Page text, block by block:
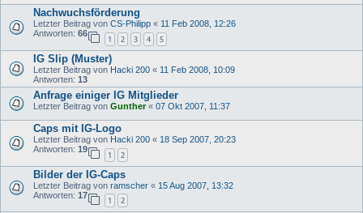
Nachwuchsförderung
Letzter Beitrag von CS-Philipp « 11 Feb 2008, 12:26
Antworten: 66
1 2 3 4 5
IG Slip (Muster)
Letzter Beitrag von Hacki 200 « 11 Feb 2008, 10:09
Antworten: 13
Anfrage einiger IG Mitglieder
Letzter Beitrag von Gunther« 07 Okt 2007, 11:37
Caps mit IG-Logo
Letzter Beitrag von Hacki 200 « 18 Sep 2007, 20:23
Antworten: 19
1 2
Bilder der IG-Caps
Letzter Beitrag von ramscher « 15 Aug 2007, 13:32
Antworten: 17
1 2